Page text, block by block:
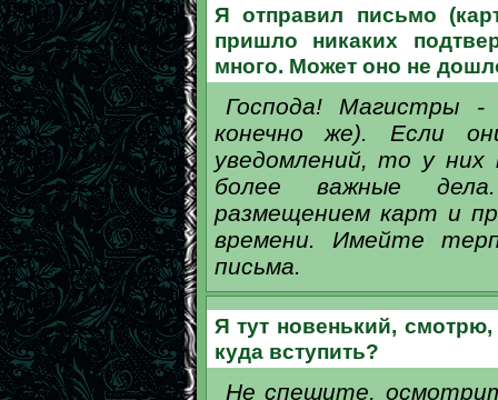
Я отправил письмо
пришло никаких
много. Может оно не
Господа! Магистры
конечно же). Если
уведомлений, то у них
более важные
размещением карт и
времени. Имейте
письма.
Я тут новенький, смотрю,
куда вступить?
Не спешите,